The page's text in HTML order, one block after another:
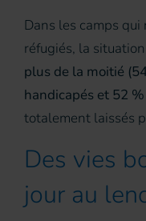
Dans les camps
réfugiés, la
plus de la moitié
handicapés et 52
totalement laissés
Des vies
jour au